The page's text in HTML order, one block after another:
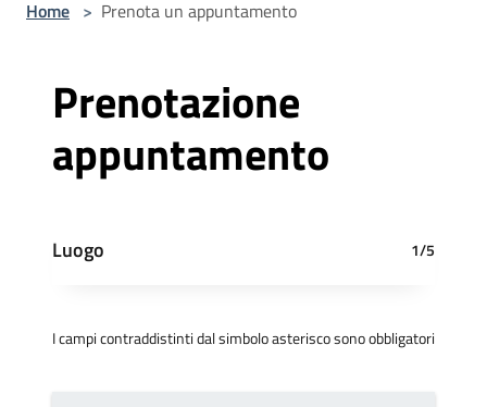
Home > Prenota un appuntamento
Prenotazione
appuntamento
Luogo 1/5
I campi contraddistinti dal simbolo asterisco sono obbligatori